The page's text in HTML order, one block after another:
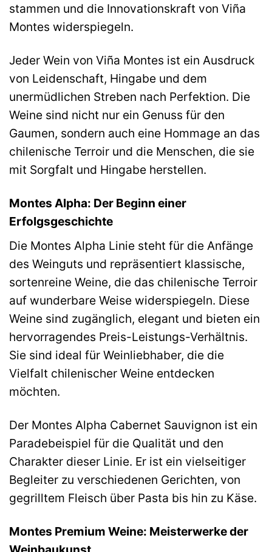
stammen und die Innovationskraft von Viña
Montes widerspiegeln.
Jeder Wein von Viña Montes ist ein Ausdruck
von Leidenschaft, Hingabe und dem
unermüdlichen Streben nach Perfektion. Die
Weine sind nicht nur ein Genuss für den
Gaumen, sondern auch eine Hommage an das
chilenische Terroir und die Menschen, die sie
mit Sorgfalt und Hingabe herstellen.
Montes Alpha: Der Beginn einer
Erfolgsgeschichte
Die Montes Alpha Linie steht für die Anfänge
des Weinguts und repräsentiert klassische,
sortenreine Weine, die das chilenische Terroir
auf wunderbare Weise widerspiegeln. Diese
Weine sind zugänglich, elegant und bieten ein
hervorragendes Preis-Leistungs-Verhältnis.
Sie sind ideal für Weinliebhaber, die die
Vielfalt chilenischer Weine entdecken
möchten.
Der Montes Alpha Cabernet Sauvignon ist ein
Paradebeispiel für die Qualität und den
Charakter dieser Linie. Er ist ein vielseitiger
Begleiter zu verschiedenen Gerichten, von
gegrilltem Fleisch über Pasta bis hin zu Käse.
Montes Premium Weine: Meisterwerke der